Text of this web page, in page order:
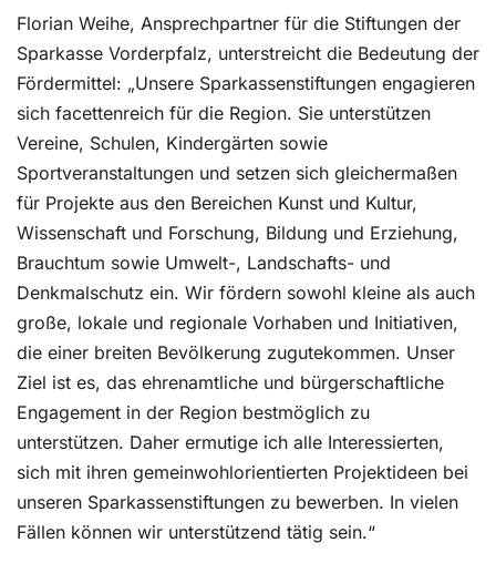
Florian Weihe, Ansprechpartner für die Stiftungen der
Sparkasse Vorderpfalz, unterstreicht die Bedeutung der
Fördermittel: „Unsere Sparkassenstiftungen engagieren
sich facettenreich für die Region. Sie unterstützen
Vereine, Schulen, Kindergärten sowie
Sportveranstaltungen und setzen sich gleichermaßen
für Projekte aus den Bereichen Kunst und Kultur,
Wissenschaft und Forschung, Bildung und Erziehung,
Brauchtum sowie Umwelt-, Landschafts- und
Denkmalschutz ein. Wir fördern sowohl kleine als auch
große, lokale und regionale Vorhaben und Initiativen,
die einer breiten Bevölkerung zugutekommen. Unser
Ziel ist es, das ehrenamtliche und bürgerschaftliche
Engagement in der Region bestmöglich zu
unterstützen. Daher ermutige ich alle Interessierten,
sich mit ihren gemeinwohlorientierten Projektideen bei
unseren Sparkassenstiftungen zu bewerben. In vielen
Fällen können wir unterstützend tätig sein.“